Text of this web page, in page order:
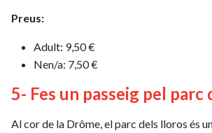
Preus:
Adult: 9,50 €
Nen/a: 7,50 €
5- Fes un passeig pel parc
Al cor de la Drôme, el parc dels lloros és